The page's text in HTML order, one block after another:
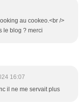
au cookeo.<br />
le blog ? merci
16:07
il ne me servait plus